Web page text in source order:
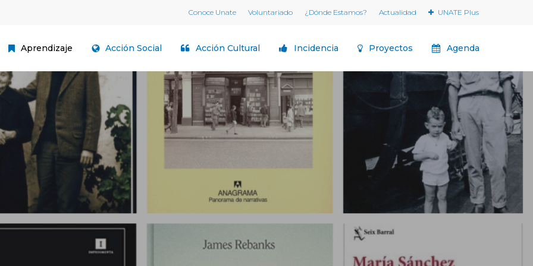
Conoce Unate Voluntariado ¿Dónde Estamos? Actualidad UNATE Plus
Aprendizaje Acción Social Acción Cultural Incidencia Proyectos Agenda